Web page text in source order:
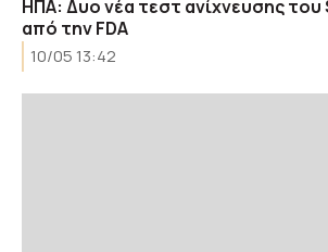
ΗΠΑ: Δυο νέα τεστ ανίχνευσης του
από την FDA
10/05 13:42